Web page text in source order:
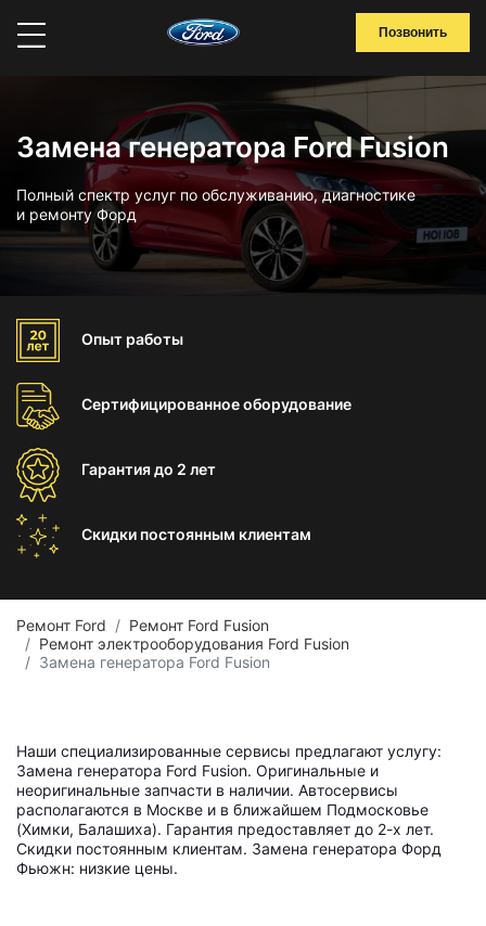
Позвонить
Замена генератора Ford Fusion
Полный спектр услуг по обслуживанию, диагностике
и ремонту Форд
Опыт работы
Сертифицированноеоборудование
Гарантиядо 2 лет
Скидки постоянным клиентам
Ремонт Ford
Ремонт Ford Fusion
Ремонт электрооборудования Ford Fusion
Замена генератора Ford Fusion
Наши специализированные сервисы предлагают услугу:
Замена генератора Ford Fusion. Оригинальные и
неоригинальные запчасти в наличии. Автосервисы
располагаются в Москве и в ближайшем Подмосковье
(Химки, Балашиха). Гарантия предоставляет до 2-х лет.
Скидки постоянным клиентам. Замена генератора Форд
Фьюжн: низкие цены.